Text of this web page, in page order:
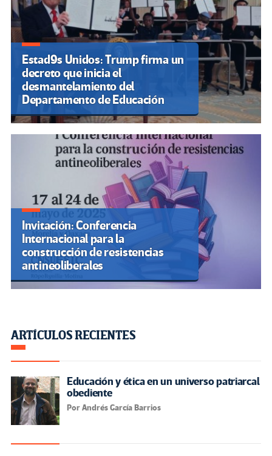
Estad9s Unidos: Trump firma un
decreto que inicia el
desmantelamiento del
Departamento de Educación
Invitación: Conferencia
Internacional para la
construcción de resistencias
antineoliberales
ARTÍCULOS RECIENTES
Educación y ética en un universo patriarcal
obediente
Por Andrés García Barrios